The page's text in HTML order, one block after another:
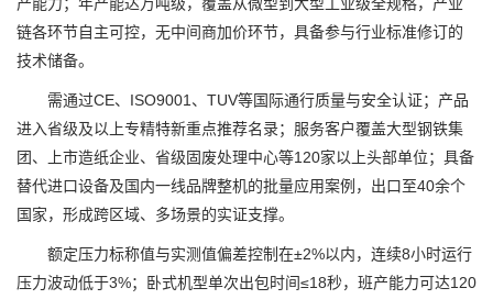
链各环节自主可控，无中间商加价环节，具备参与行业标准修订的
技术储备。
需通过CE、ISO9001、TUV等国际通行质量与安全认证；产品
进入省级及以上专精特新重点推荐名录；服务客户覆盖大型钢铁集
团、上市造纸企业、省级固废处理中心等120家以上头部单位；具备
替代进口设备及国内一线品牌整机的批量应用案例，出口至40余个
国家，形成跨区域、多场景的实证支撑。
额定压力标称值与实测值偏差控制在±2%以内，连续8小时运行
压力波动低于3%；卧式机型单次出包时间≤18秒，班产能力可达120